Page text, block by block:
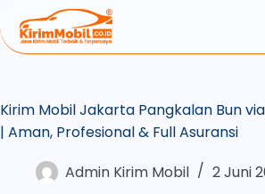
Kirim Mobil Jakarta Pangkalan Bun
| Aman, Profesional & Full Asuransi
Admin Kirim Mobil
2 Juni